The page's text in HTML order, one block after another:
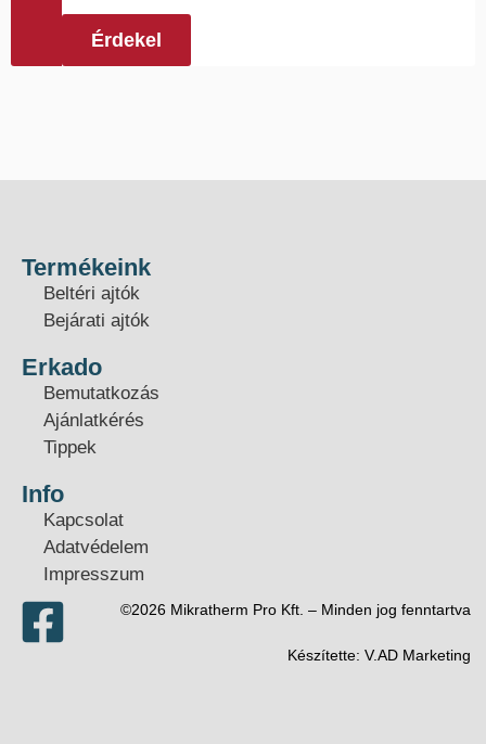
Érdekel
Termékeink
Beltéri ajtók
Bejárati ajtók
Erkado
Bemutatkozás
Ajánlatkérés
Tippek
Info
Kapcsolat
Adatvédelem
Impresszum
©2026 Mikratherm Pro Kft. – Minden jog fenntartva​
Készítette: V.AD Marketing